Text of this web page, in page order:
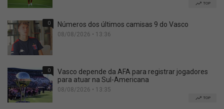
TOP
0 Números dos últimos camisas 9 do Vasco
08/08/2026 • 13:36
0
Vasco depende da AFA para registrar jogadores
para atuar na Sul-Americana
08/08/2026 • 13:35
TOP